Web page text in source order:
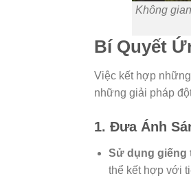
Không
Bí Quyết
Việc kết hợp
những giải pháp
1. Đưa Ánh
Sử dụng giếng
thể kết hợp với